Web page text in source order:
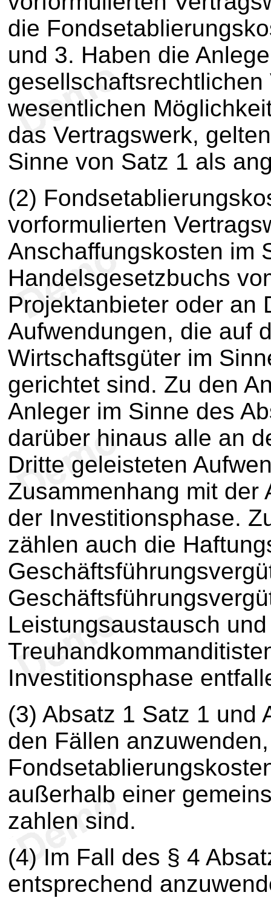
die
und 3. Haben die
wesentlichen
das Vertragswerk,
Sinne von Satz 1 als
(2)
vorformulierten
Anschaffungskosten im
Handelsgesetzbuchs
Projektanbieter oder an
Aufwendungen, die auf
Wirtschaftsgüter im
gerichtet sind. Zu den
Anleger im Sinne des
darüber hinaus alle an
Dritte geleisteten
Zusammenhang mit der
der Investitionsphase.
zählen auch die
Leistungsaustausch
Investitionsphase
(3) Absatz 1 Satz 1 und
den Fällen
außerhalb einer
zahlen sind.
(4) Im Fall des § 4
entsprechend